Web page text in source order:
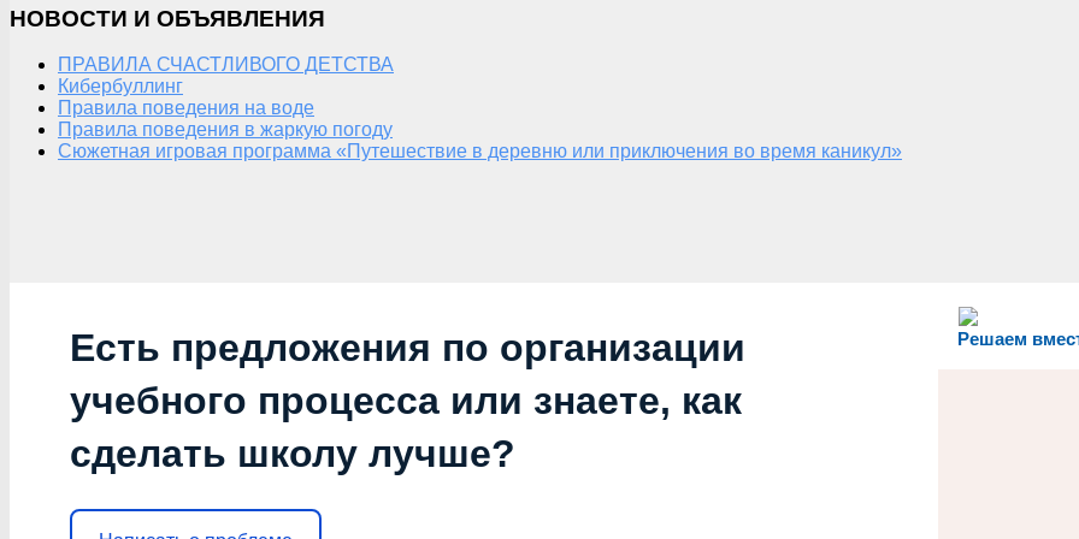
НОВОСТИ И ОБЪЯВЛЕНИЯ
ПРАВИЛА СЧАСТЛИВОГО ДЕТСТВА
Кибербуллинг
Правила поведения на воде
Правила поведения в жаркую погоду
Сюжетная игровая программа «Путешествие в деревню или приключения во время каникул»
Решаем
Есть предложения по организации
учебного процесса или знаете, как
сделать школу лучше?